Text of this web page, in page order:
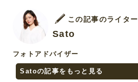
この記事のライター
Sato
フォトアドバイザー
Satoの記事をもっと見る